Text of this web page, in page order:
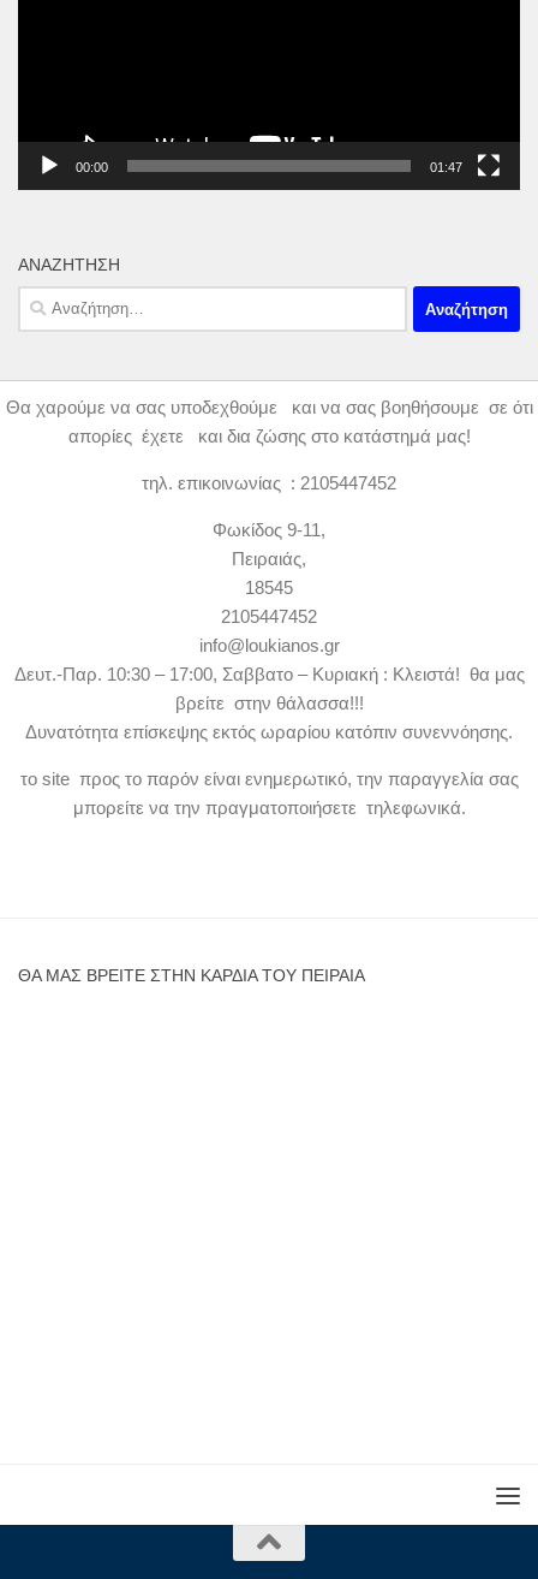
00:00 01:47
ΑΝΑΖΉΤΗΣΗ
Αναζήτηση
για:
Θα χαρούμε να σας υποδεχθούμε και να σας βοηθήσουμε σε ότι
απορίες έχετε και δια ζώσης στο κατάστημά μας!
τηλ. επικοινωνίας : 2105447452
Φωκίδος 9-11,
Πειραιάς,
18545
2105447452
info@loukianos.gr
Δευτ.-Παρ. 10:30 – 17:00, Σαββατο – Κυριακή : Κλειστά! θα μας
βρείτε στην θάλασσα!!!
Δυνατότητα επίσκεψης εκτός ωραρίου κατόπιν συνεννόησης.
το site προς το παρόν είναι ενημερωτικό, την παραγγελία σας
μπορείτε να την πραγματοποιήσετε τηλεφωνικά.
ΘΑ ΜΑΣ ΒΡΕΊΤΕ ΣΤΗΝ ΚΑΡΔΙΆ ΤΟΥ ΠΕΙΡΑΙΆ